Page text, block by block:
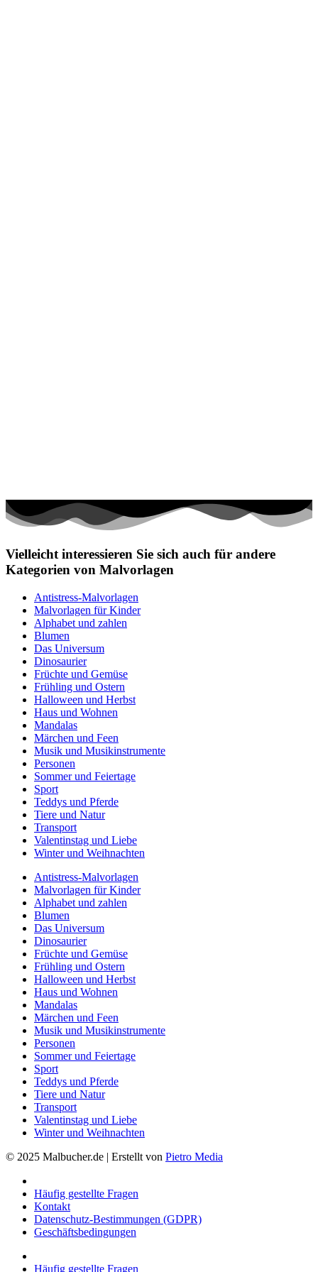
Vielleicht interessieren Sie sich auch für andere
Kategorien von Malvorlagen
Antistress-Malvorlagen
Malvorlagen für Kinder
Alphabet und zahlen
Blumen
Das Universum
Dinosaurier
Früchte und Gemüse
Frühling und Ostern
Halloween und Herbst
Haus und Wohnen
Mandalas
Märchen und Feen
Musik und Musikinstrumente
Personen
Sommer und Feiertage
Sport
Teddys und Pferde
Tiere und Natur
Transport
Valentinstag und Liebe
Winter und Weihnachten
Antistress-Malvorlagen
Malvorlagen für Kinder
Alphabet und zahlen
Blumen
Das Universum
Dinosaurier
Früchte und Gemüse
Frühling und Ostern
Halloween und Herbst
Haus und Wohnen
Mandalas
Märchen und Feen
Musik und Musikinstrumente
Personen
Sommer und Feiertage
Sport
Teddys und Pferde
Tiere und Natur
Transport
Valentinstag und Liebe
Winter und Weihnachten
© 2025 Malbucher.de | Erstellt von Pietro Media
Häufig gestellte Fragen
Kontakt
Datenschutz-Bestimmungen (GDPR)
Geschäftsbedingungen
Häufig gestellte Fragen